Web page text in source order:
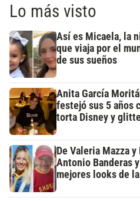
Lo más visto
Así es Micaela, la
que viaja por el
de sus sueños
Anita García
festejó sus 5 años
torta Disney y
De Valeria Mazza
Antonio Banderas
mejores looks de